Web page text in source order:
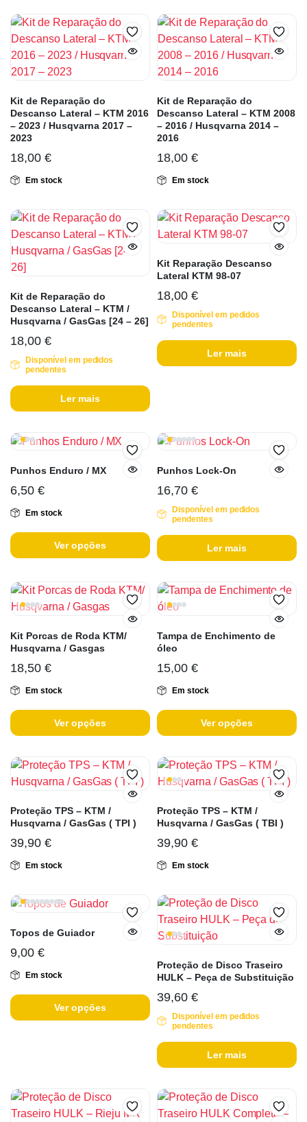
Kit de Reparação do
Descanso Lateral – KTM 2016
– 2023 / Husqvarna 2017 –
2023
18,00 €
Em stock
Kit de Reparação do
Descanso Lateral – KTM 2008
– 2016 / Husqvarna 2014 –
2016
18,00 €
Em stock
Kit de Reparação do
Descanso Lateral – KTM /
Husqvarna / GasGas [24 – 26]
18,00 €
Disponível em pedidos
pendentes
Ler mais
Kit Reparação Descanso
Lateral KTM 98-07
18,00 €
Disponível em pedidos
pendentes
Ler mais
Punhos Enduro / MX
6,50 €
Em stock
Ver opções
Punhos Lock-On
16,70 €
Disponível em pedidos
pendentes
Ler mais
Kit Porcas de Roda KTM/
Husqvarna / Gasgas
18,50 €
Em stock
Ver opções
Tampa de Enchimento de
óleo
15,00 €
Em stock
Ver opções
Proteção TPS – KTM /
Husqvarna / GasGas ( TPI )
39,90 €
Em stock
Proteção TPS – KTM /
Husqvarna / GasGas ( TBI )
39,90 €
Em stock
Topos de Guiador
9,00 €
Em stock
Ver opções
Proteção de Disco Traseiro
HULK – Peça de Substituição
39,60 €
Disponível em pedidos
pendentes
Ler mais